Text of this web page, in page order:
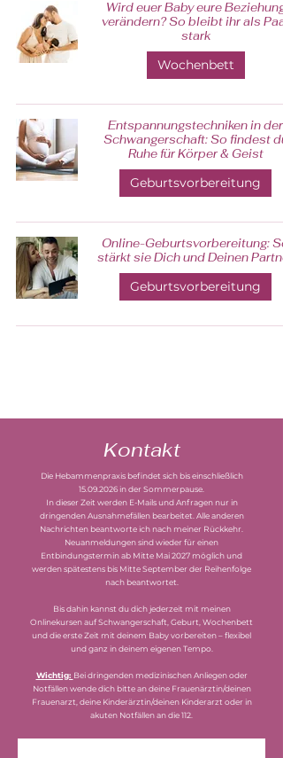
Wird euer Baby eure Beziehung
verändern? So bleibt ihr als Paar
stark
Wochenbett
Entspannungstechniken in der
Schwangerschaft: So findest du
Ruhe für Körper & Geist
Geburtsvorbereitung
Online-Geburtsvorbereitung: So
stärkt sie Dich und Deinen
Geburtsvorbereitung
Kontakt
Die Hebammenpraxis befindet sich bis einschließlich
15.09.2026 in der Sommerpause.
In dieser Zeit werden E-Mails und Anfragen nur in
dringenden Ausnahmefällen bearbeitet. Alle anderen
Nachrichten beantworte ich nach meiner Rückkehr.
Neuanmeldungen sind wieder für einen
Entbindungstermin ab Mitte Mai 2027 möglich und
werden spätestens bis Mitte September der Reihenfolge
nach beantwortet.
Bis dahin kannst du dich jederzeit mit meinen
Onlinekursen auf Schwangerschaft, Geburt, Wochenbett
und die erste Zeit mit deinem Baby vorbereiten – flexibel
und ganz in deinem eigenen Tempo.
Wichtig: Bei dringenden medizinischen Anliegen oder
Notfällen wende dich bitte an deine Frauenärztin/deinen
Frauenarzt, deine Kinderärztin/deinen Kinderarzt oder in
akuten Notfällen an die 112.